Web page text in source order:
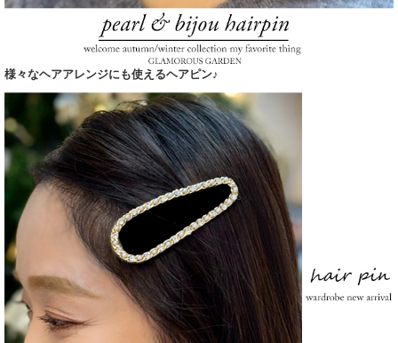
様々なヘアアレンジにも使えるヘアピン♪